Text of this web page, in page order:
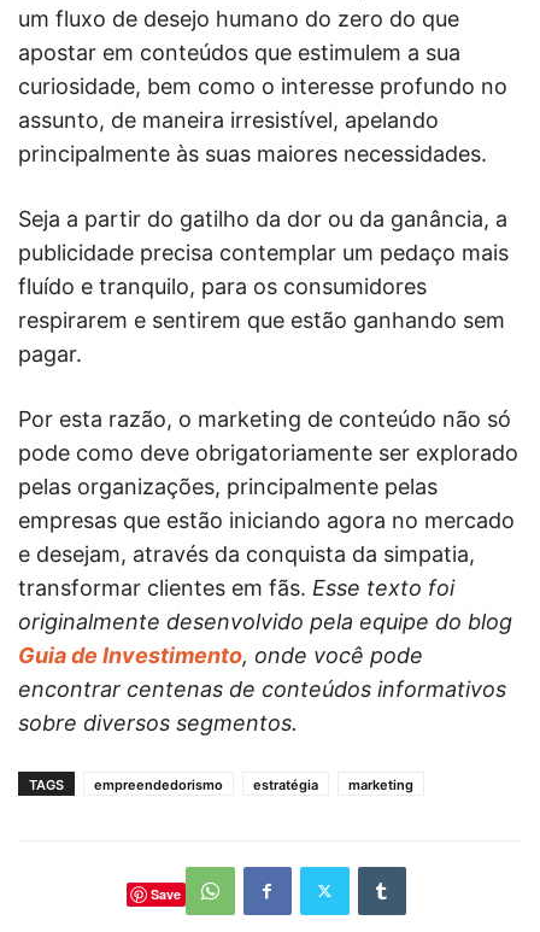
um fluxo de desejo humano do zero do que
apostar em conteúdos que estimulem a sua
curiosidade, bem como o interesse profundo no
assunto, de maneira irresistível, apelando
principalmente às suas maiores necessidades.
Seja a partir do gatilho da dor ou da ganância, a
publicidade precisa contemplar um pedaço mais
fluído e tranquilo, para os consumidores
respirarem e sentirem que estão ganhando sem
pagar.
Por esta razão, o marketing de conteúdo não só
pode como deve obrigatoriamente ser explorado
pelas organizações, principalmente pelas
empresas que estão iniciando agora no mercado
e desejam, através da conquista da simpatia,
transformar clientes em fãs. Esse texto foi
originalmente desenvolvido pela equipe do blog
Guia de Investimento, onde você pode
encontrar centenas de conteúdos informativos
sobre diversos segmentos.
TAGS empreendedorismo estratégia marketing
Save